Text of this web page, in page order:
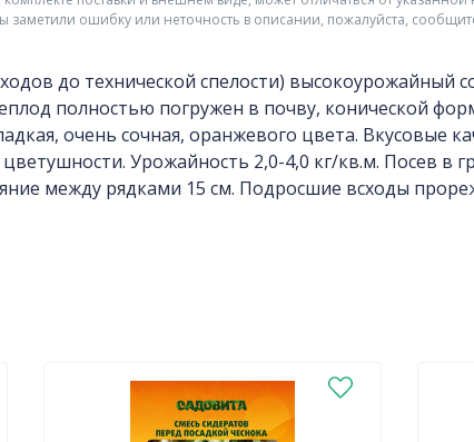
ошибку или неточность в описании, пожалуйста,
до технической спелости) высокоурожайный
полностью погружен в почву, конической
очень сочная, оранжевого цвета. Вкусовые
Урожайность 2,0-4,0 кг/кв.м. Посев в
между рядками 15 см. Подросшие всходы